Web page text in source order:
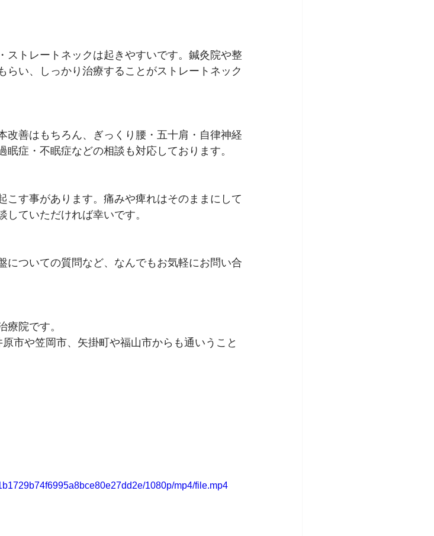
ストレートネックは起きやすいです。鍼灸院や整
らい、しっかり治療することがストレートネック
改善はもちろん、ぎっくり腰・五十肩・自律神経
症・不眠症などの相談も対応しております。
こす事があります。痛みや痺れはそのままにして
ていただければ幸いです。
についての質問など、なんでもお気軽にお問い合
療院です。
市や笠岡市、矢掛町や福山市からも通いうこと
1080p/mp4/file.mp4